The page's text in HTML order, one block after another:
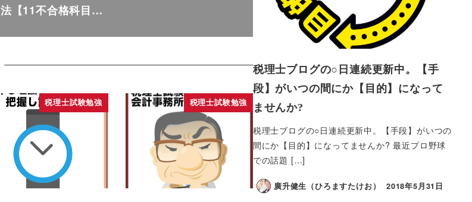
法【11不合格科目…
税理士試験勉強 税理士試験勉強
税理士ブログの○日連続更新中。【手
段】がいつの間にか【目的】になって
ませんか?
税理士ブログの○日連続更新中。【手段】がいつの
間にか【目的】になってませんか? 最近プロ野球
での話題 […]
廣升健生（ひろますたけお） 2018年5月31日